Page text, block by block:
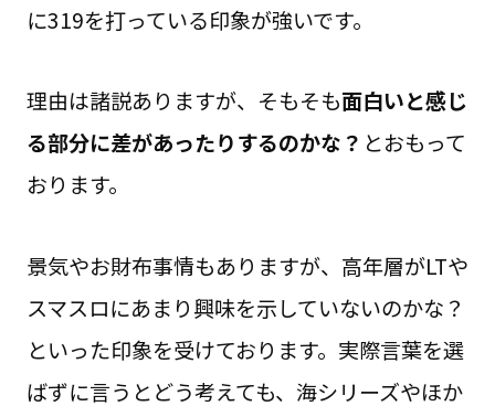
に319を打っている印象が強いです。
理由は諸説ありますが、そもそも面白いと感じ
る部分に差があったりするのかな？ とおもって
おります。
景気やお財布事情もありますが、高年層がLTや
スマスロにあまり興味を示していないのかな？
といった印象を受けております。実際言葉を選
ばずに言うとどう考えても、海シリーズやほか